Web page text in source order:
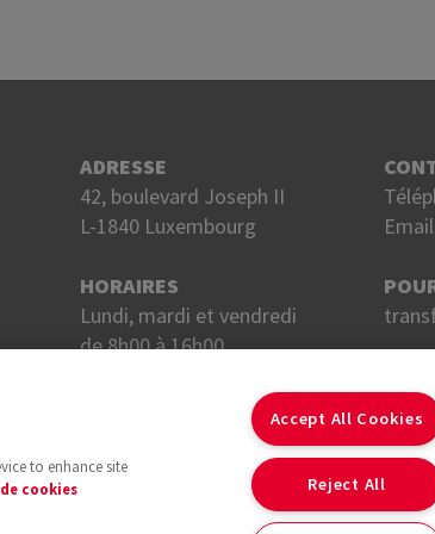
ADRESSE
42, boulevard Joseph II
L-1840 Luxembourg
HORAIRES
Lundi, mardi et vendredi
de 8h00 à 16h00.
to enhance site
cookies
Accept All Cookies
Reject All